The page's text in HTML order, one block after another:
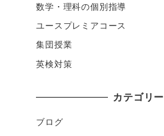
数学・理科の個別指導
ユースプレミアコース
集団授業
英検対策
カテゴリー
ブログ